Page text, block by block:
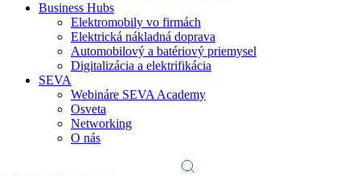
Business Hubs
Elektromobily vo firmách
Elektrická nákladná doprava
Automobilový a batériový priemysel
Digitalizácia a elektrifikácia
SEVA
Webináre SEVA Academy
Osveta
Networking
O nás